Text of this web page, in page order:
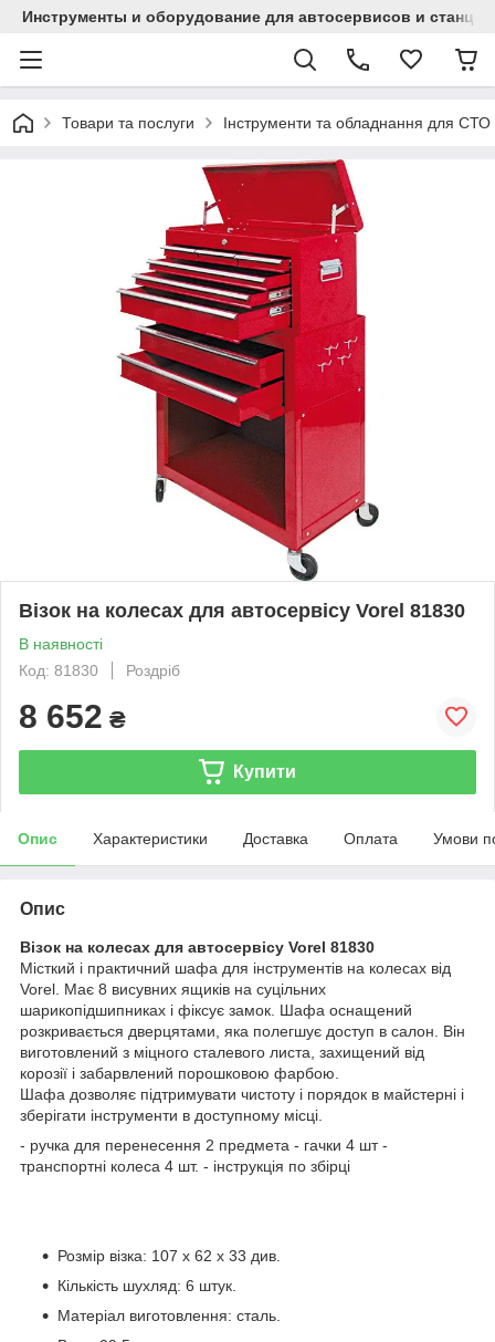
Инструменты и оборудование для автосервисов и
Товари та послуги Інструменти та обладнання для СТО
Візок на колесах для автосервісу Vorel 81830
В наявності
Код: 81830
Роздріб
8 652 ₴
Купити
Опис Характеристики Доставка Оплата Умови
Опис
Візок на колесах для автосервісу Vorel 81830
Місткий і практичний шафа для інструментів на колесах від
Vorel. Має 8 висувних ящиків на суцільних
шарикопідшипниках і фіксує замок. Шафа оснащений
розкривається дверцятами, яка полегшує доступ в салон. Він
виготовлений з міцного сталевого листа, захищений від
корозії і забарвлений порошковою фарбою.
Шафа дозволяє підтримувати чистоту і порядок в майстерні і
зберігати інструменти в доступному місці.
- ручка для перенесення 2 предмета - гачки 4 шт -
транспортні колеса 4 шт. - інструкція по збірці
Розмір візка: 107 х 62 х 33 див.
Кількість шухляд: 6 штук.
Матеріал виготовлення: сталь.